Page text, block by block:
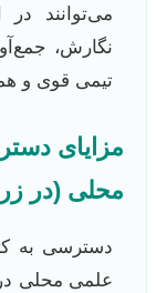
می‌توانند
نگارش،
تیمی قوی و
مزایای
محلی (در
دسترسی به
علمی محلی در